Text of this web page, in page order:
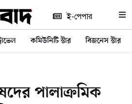
ই-পেপার
কমিউনিটি স্টার বিজনেস স্টার
পালাক্রমিক